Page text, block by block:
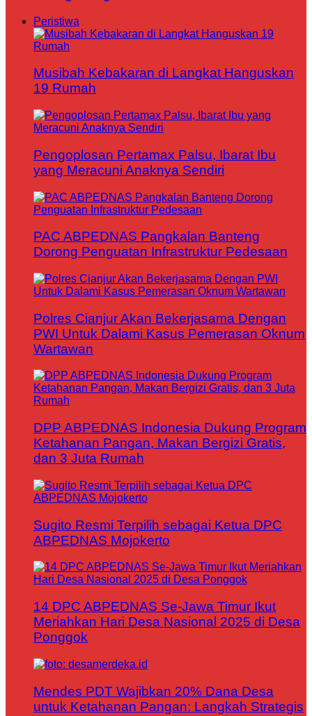
Peristiwa
Musibah Kebakaran di Langkat Hanguskan
19 Rumah
Pengoplosan Pertamax Palsu, Ibarat Ibu
yang Meracuni Anaknya Sendiri
PAC ABPEDNAS Pangkalan Banteng
Dorong Penguatan Infrastruktur Pedesaan
Polres Cianjur Akan Bekerjasama Dengan
PWI Untuk Dalami Kasus Pemerasan Oknum
Wartawan
DPP ABPEDNAS Indonesia Dukung Program
Ketahanan Pangan, Makan Bergizi Gratis,
dan 3 Juta Rumah
Sugito Resmi Terpilih sebagai Ketua DPC
ABPEDNAS Mojokerto
14 DPC ABPEDNAS Se-Jawa Timur Ikut
Meriahkan Hari Desa Nasional 2025 di Desa
Ponggok
Mendes PDT Wajibkan 20% Dana Desa
untuk Ketahanan Pangan: Langkah Strategis